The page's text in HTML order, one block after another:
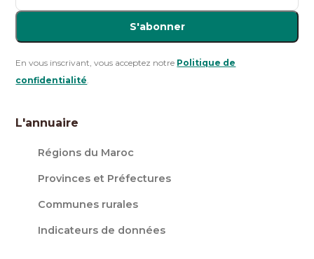
S'abonner
En vous inscrivant, vous acceptez notre Politique de
confidentialité.
L'annuaire
Régions du Maroc
Provinces et Préfectures
Communes rurales
Indicateurs de données